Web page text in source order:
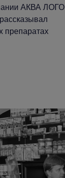
АКВА ЛОГО
препаратах